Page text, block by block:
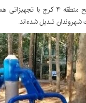
وی اضافه کرد: پارک‌های سطح
تبدیل شده‌اند.